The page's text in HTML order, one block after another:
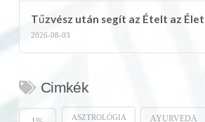
Tűzvész után segít az Ételt az
2026-08-03
Cimkék
ASZTROLÓGIA AYURVEDA